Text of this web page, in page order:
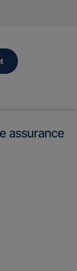
assurance